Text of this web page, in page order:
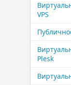
VPS
Plesk